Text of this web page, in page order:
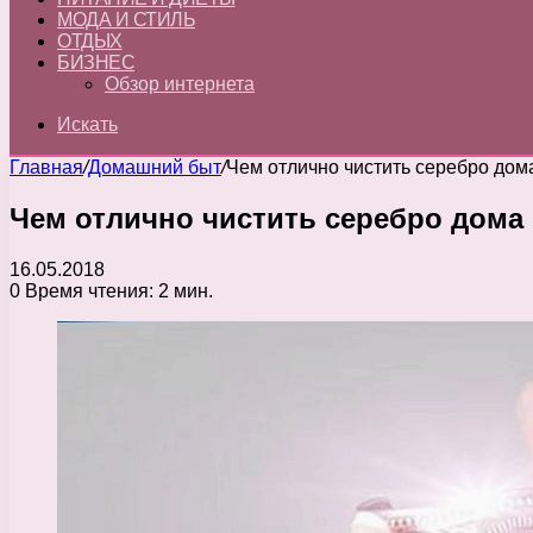
МОДА И СТИЛЬ
ОТДЫХ
БИЗНЕС
Обзор интернета
Искать
Главная/Домашний быт/Чем отлично чистить серебро
Чем отлично чистить серебро дома
16.05.2018
0 Время чтения: 2 мин.